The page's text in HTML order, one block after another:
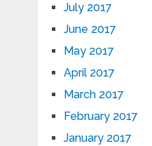
July 2017
June 2017
May 2017
April 2017
March 2017
February 2017
January 2017